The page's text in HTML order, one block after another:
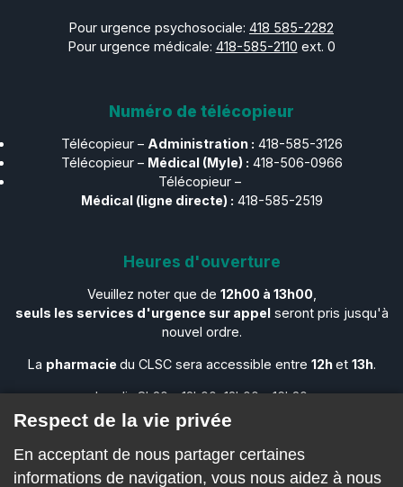
Pour urgence psychosociale: 418 585-2282
Pour urgence médicale: 418-585-2110 ext. 0
Numéro de télécopieur
Télécopieur – Administration : 418-585-3126
Télécopieur –​​​​​​​ Médical (Myle) : 418-506-0966
Télécopieur –​​​​​​​
Médical (ligne directe) : 418-585-2519
Heures d'ouverture
Veuillez noter que de 12h00 à 13h00,
seuls les services d'urgence sur appelseront pris jusqu'à
nouvel ordre.
La pharmacie du CLSC sera accessible entre 12het 13h.
Lundi : 8h30 – 12h00, 13h00 – 16h30
Mardi : 8h30 – 12h00, 13h00 – 16h30
Mercredi : 8h30 – 12h00, 13h00 – 16h30
Jeudi : 8h30 – 12h00, 13h00 – 16h30
Vendredi : 8h30 – 12h00, 13h00 – 16h30
Respect de la vie privée
En acceptant de nous partager certaines
informations de navigation, vous nous aidez à nous